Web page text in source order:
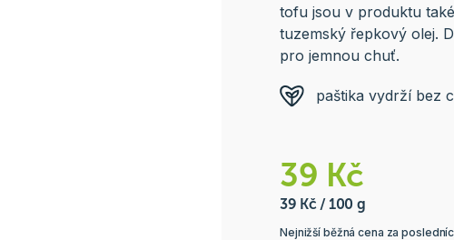
tofu jsou v produktu
tuzemský řepkový olej.
pro jemnou chuť.
paštika vydrží bez
39 Kč
39 Kč / 100 g
Nejnižší běžná cena za